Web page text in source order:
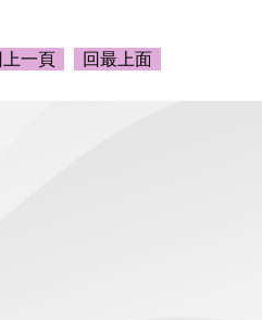
上一頁 回最上面